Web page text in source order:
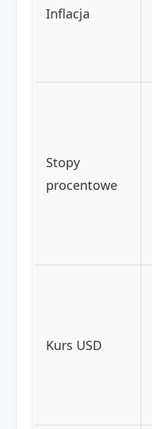
Inflacja
Stopy
procentowe
Kurs USD